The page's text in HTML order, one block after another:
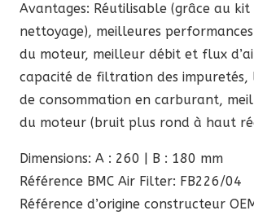
Avantages: Réutilisable (grâce au kit
nettoyage), meilleures
du moteur, meilleur débit et flux
capacité de filtration des impuretés,
de consommation en carburant,
du moteur (bruit plus rond à haut
Dimensions: A : 260 | B : 180 mm
Référence BMC Air Filter: FB226/04
Référence d’origine constructeur